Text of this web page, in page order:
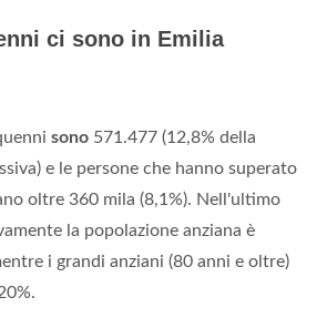
ci sono in Emilia
sono 571.477 (12,8% della
e le persone che hanno superato
oltre 360 mila (8,1%). Nell'ultimo
la popolazione anziana è
i grandi anziani (80 anni e oltre)